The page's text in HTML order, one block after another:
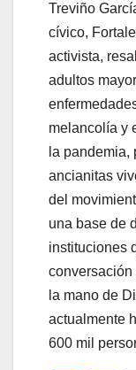
Treviño
cívico,
activista,
adultos
melancolía y
la pandemia,
ancianitas
del
una base de
instituciones
la mano de
actualmente
600 mil